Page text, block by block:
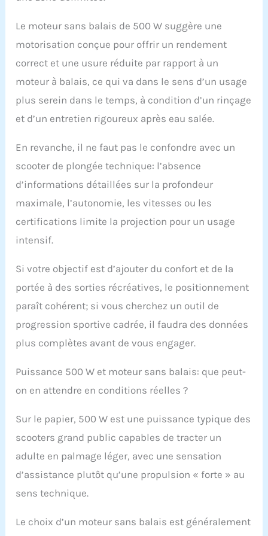
kilomètres par heure.
Laissez-vous nager
dans le monde sous-
marin et explorez à
votre guise 【Vitesse
réglable】 : l'hélice de
natation électrique est
par batterie et dispose
réglables. Les scooters
marins sont un
excellent moyen de
réduire les pertes
d'énergie personnelles
et d'augmenter le
les aventures
aquatiques.
maximale 30 M】 : la
moto marine de sports
moteur CC de 500 W, ce
Flottabilité réglable
pour une utilisation en
30 mètres, vous
pourrez manœuvrer
aisance, précision et
aisance grâce à sa
application】 : les
Le moteur sans balais de 500 W suggère une
motorisation conçue pour offrir un rendement
correct et une usure réduite par rapport à un
moteur à balais, ce qui va dans le sens d’un usage
plus serein dans le temps, à condition d’un rinçage
et d’un entretien rigoureux après eau salée.
En revanche, il ne faut pas le confondre avec un
scooter de plongée technique: l’absence
d’informations détaillées sur la profondeur
maximale, l’autonomie, les vitesses ou les
certifications limite la projection pour un usage
intensif.
Si votre objectif est d’ajouter du confort et de la
portée à des sorties récréatives, le positionnement
paraît cohérent; si vous cherchez un outil de
progression sportive cadrée, il faudra des données
plus complètes avant de vous engager.
Puissance 500 W et moteur sans balais: que peut-
on en attendre en conditions réelles ?
Sur le papier, 500 W est une puissance typique des
scooters grand public capables de tracter un
adulte en palmage léger, avec une sensation
d’assistance plutôt qu’une propulsion « forte » au
sens technique.
Le choix d’un moteur sans balais est généralement